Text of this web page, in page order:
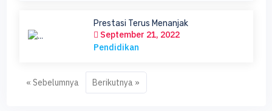
Prestasi Terus Menanjak
September 21, 2022
Pendidikan
« Sebelumnya Berikutnya »